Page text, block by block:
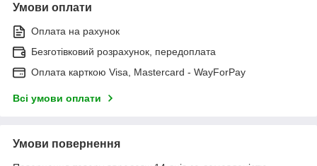
Умови оплати
Оплата на рахунок
Безготівковий розрахунок, передоплата
Оплата карткою Visa, Mastercard - WayForPay
Всі умови оплати
Умови повернення